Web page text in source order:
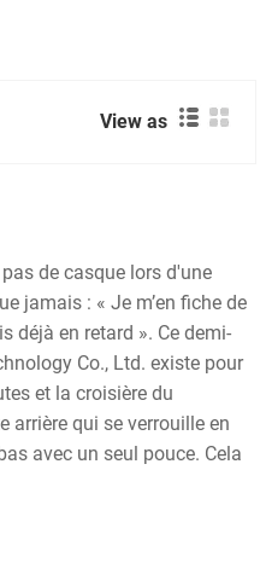
View as
de casque lors d'une
jamais : « Je m’en fiche de
déjà en retard ». Ce demi-
Co., Ltd. existe pour
et la croisière du
arrière qui se verrouille en
avec un seul pouce. Cela